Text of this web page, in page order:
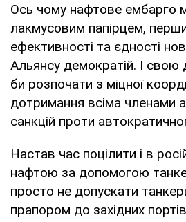
Ось чому нафтове ембарго
лакмусовим папірцем,
ефективності та єдності
Альянсу демократій. І свою
би розпочати з міцної
дотримання всіма членами
санкцій проти
Настав час поцілити і в
нафтою за допомогою
просто не допускати
прапором до західних